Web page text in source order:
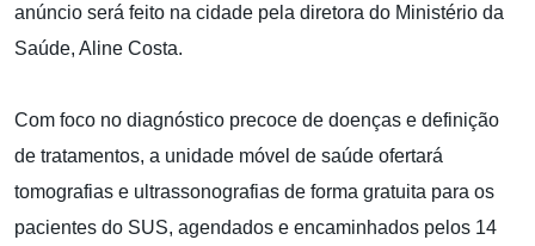
anúncio será feito na cidade pela diretora do Ministério da
Saúde, Aline Costa.
Com foco no diagnóstico precoce de doenças e definição
de tratamentos, a unidade móvel de saúde ofertará
tomografias e ultrassonografias de forma gratuita para os
pacientes do SUS, agendados e encaminhados pelos 14